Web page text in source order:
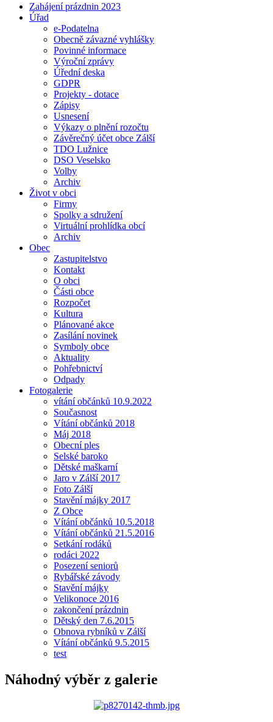
Zahájení prázdnin 2023
Úřad
e-Podatelna
Obecně závazné vyhlášky
Povinné informace
Výroční zprávy
Úřední deska
GDPR
Projekty - dotace
Zápisy
Usnesení
Výkazy o plnění rozočtu
Závěrečný účet obce Zálší
TDO Lužnice
DSO Veselsko
Volby
Archiv
Život v obci
Firmy
Spolky a sdružení
Virtuální prohlídka obcí
Archiv
Obec
Zastupitelstvo
Kontakt
O obci
Části obce
Rozpočet
Kultura
Plánované akce
Zasílání novinek
Symboly obce
Aktuality
Pohřebnictví
Odpady
Fotogalerie
vítání občánků 10.9.2022
Současnost
Vítání občánků 2018
Máj 2018
Obecní ples
Selské baroko
Dětské maškarní
Jaro v Zálší 2017
Foto Zálší
Stavění májky 2017
Z Obce
Vítání občánků 10.5.2018
Vítání občánků 21.5.2016
Setkání rodáků
rodáci 2022
Posezení seniorů
Rybářské závody
Stavění májky
Velikonoce 2016
zakončení prázdnin
Dětský den 7.6.2015
Obnova rybníků v Zálší
Vítání občánků 9.5.2015
test
Náhodný výběr z galerie